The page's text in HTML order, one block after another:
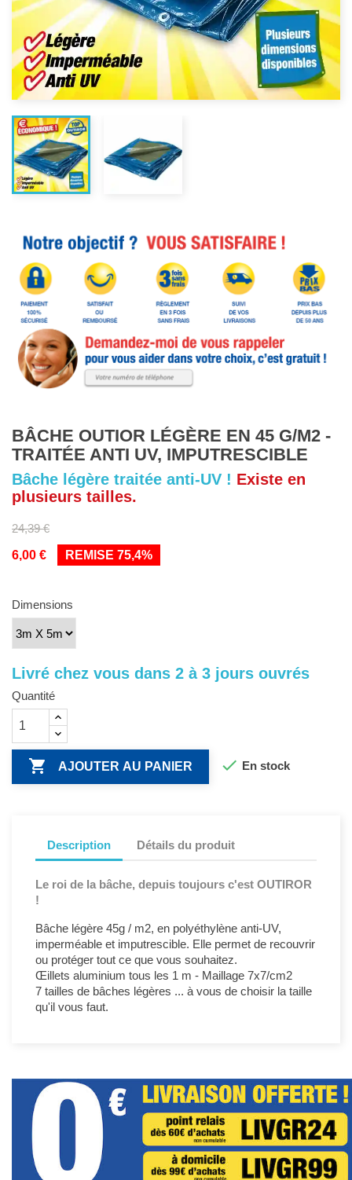
BÂCHE OUTIOR LÉGÈRE EN 45 G/M2 -
TRAITÉE ANTI UV, IMPUTRESCIBLE
Bâche légère traitée anti-UV ! Existe en
plusieurs tailles.
24,39 €
6,00 €
REMISE 75,4%
Dimensions
Livré chez vous dans 2 à 3 jours ouvrés
Quantité
 AJOUTER AU PANIER  En stock
Description Détails du produit
Le roi de la bâche, depuis toujours c'est OUTIROR
!
Bâche légère 45g / m2, en polyéthylène anti-UV,
imperméable et imputrescible. Elle permet de recouvrir
ou protéger tout ce que vous souhaitez.
Œillets aluminium tous les 1 m - Maillage 7x7/cm2
7 tailles de bâches légères ... à vous de choisir la taille
qu'il vous faut.